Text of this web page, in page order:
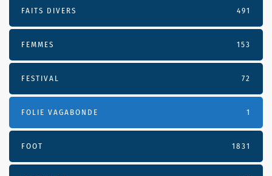
FAITS DIVERS 491
FEMMES 153
FESTIVAL 72
FOLIE VAGABONDE 1
FOOT 1831